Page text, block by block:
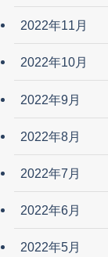
2022年11月
2022年10月
2022年9月
2022年8月
2022年7月
2022年6月
2022年5月